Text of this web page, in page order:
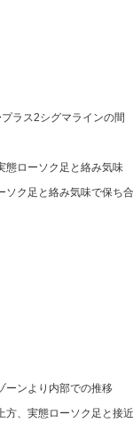
ラス2シグマラインの間
態ローソク足と絡み気味
ソク足と絡み気味で保ち
ーンより内部での推移
方、実態ローソク足と接